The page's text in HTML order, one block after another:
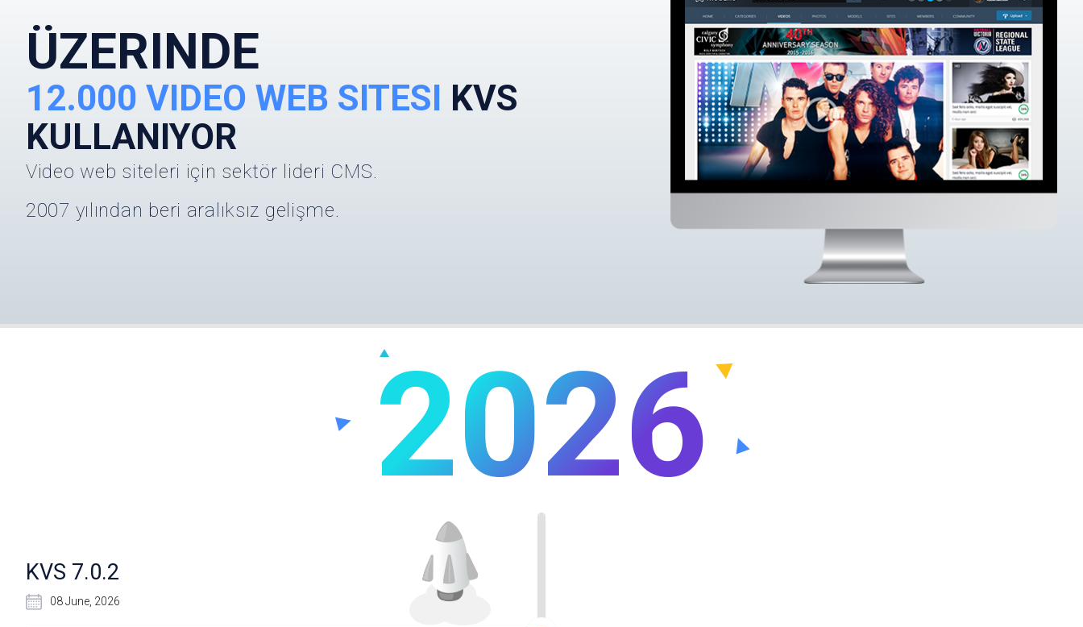
ÜZERINDE
12.000 VIDEO WEB SITESI KVS
KULLANIYOR
Video web siteleri için sektör lideri CMS.
2007 yılından beri aralıksız gelişme.
2026
KVS 7.0.2
08 June, 2026